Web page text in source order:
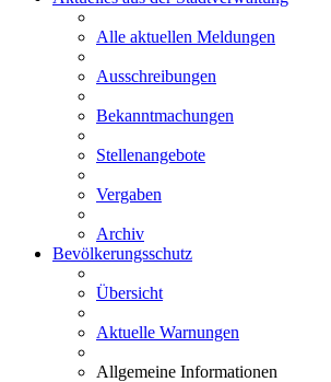
Alle aktuellen Meldungen
Ausschreibungen
Bekanntmachungen
Stellenangebote
Vergaben
Archiv
Bevölkerungsschutz
Übersicht
Aktuelle Warnungen
Allgemeine Informationen